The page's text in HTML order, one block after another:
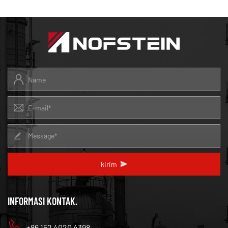
dahulu yang mematuhi manual manajemen kualitas
yang baik dan sistem pemantauan.
kirim
INFORMASI KONTAK.